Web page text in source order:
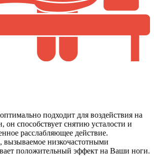
подходит для воздействия на
он способствует снятию усталости и
расслабляющее действие.
низкочастотными
положительный эффект на Ваши ноги.